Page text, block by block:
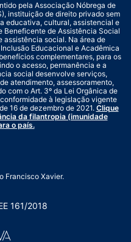
pela Associação Nóbrega de
instituição de direito privado sem
educativa, cultural, assistencial e
Beneficente de Assistência Social
assistência social. Na área de
Educacional e Acadêmica
complementares, para os
o acesso, permanência e a
social desenvolve serviços,
atendimento, assessoramento,
com o Art. 3º da Lei Orgânica de
à legislação vigente
16 de dezembro de 2021. Clique
da filantropia (imunidade
o país.
Francisco Xavier.
161/2018